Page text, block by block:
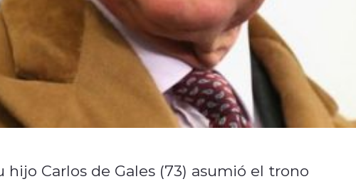
hijo Carlos de Gales (73) asumió el trono